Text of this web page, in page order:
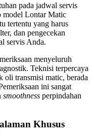
pada jadwal servis
model Lontar Matic
tertentu yang harus
dan pengecekan
servis Anda.
menyeluruh
Teknisi terpercaya
oli transmisi matic, berada
ini sangat
smoothness perpindahan
Khusus